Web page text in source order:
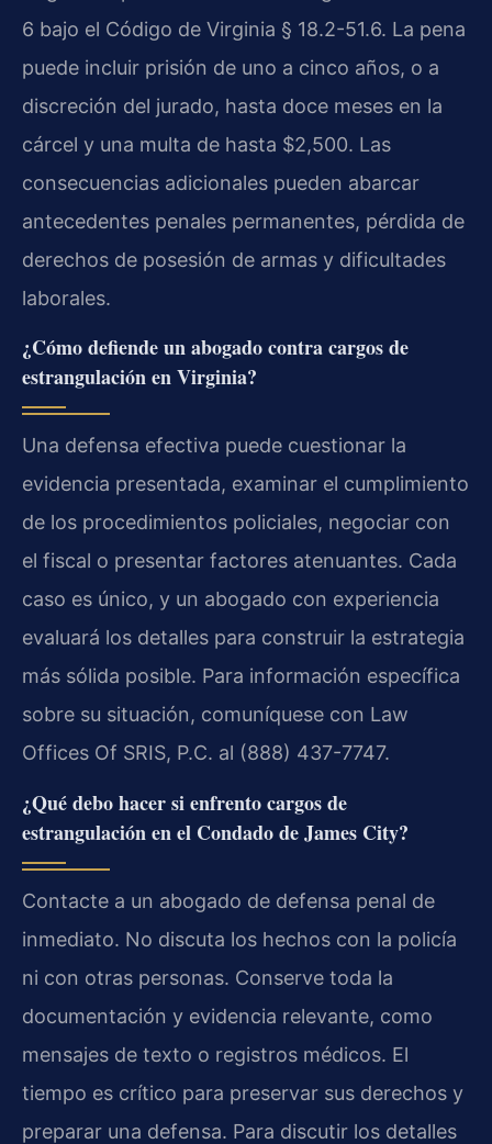
6 bajo el Código de Virginia § 18.2-51.6. La pena
puede incluir prisión de uno a cinco años, o a
discreción del jurado, hasta doce meses en la
cárcel y una multa de hasta $2,500. Las
consecuencias adicionales pueden abarcar
antecedentes penales permanentes, pérdida de
derechos de posesión de armas y dificultades
laborales.
¿Cómo defiende un abogado contra cargos de
estrangulación en Virginia?
Una defensa efectiva puede cuestionar la
evidencia presentada, examinar el cumplimiento
de los procedimientos policiales, negociar con
el fiscal o presentar factores atenuantes. Cada
caso es único, y un abogado con experiencia
evaluará los detalles para construir la estrategia
más sólida posible. Para información específica
sobre su situación, comuníquese con Law
Offices Of SRIS, P.C. al (888) 437-7747.
¿Qué debo hacer si enfrento cargos de
estrangulación en el Condado de James City?
Contacte a un abogado de defensa penal de
inmediato. No discuta los hechos con la policía
ni con otras personas. Conserve toda la
documentación y evidencia relevante, como
mensajes de texto o registros médicos. El
tiempo es crítico para preservar sus derechos y
preparar una defensa. Para discutir los detalles